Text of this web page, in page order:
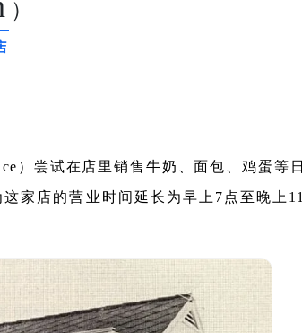
）
）尝试在店里销售牛奶、面包、鸡蛋等日
家店的营业时间延长为早上7点至晚上11